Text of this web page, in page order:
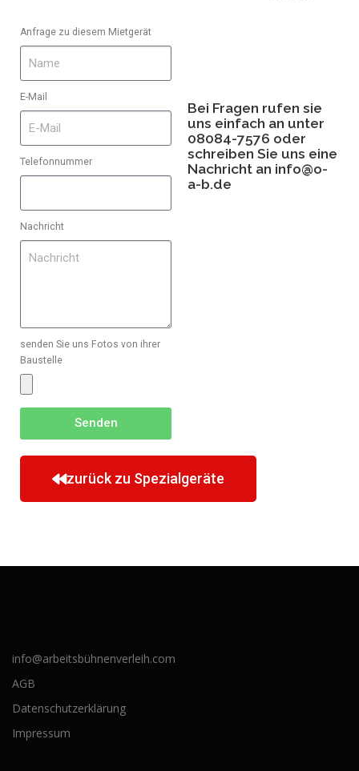
Anfrage zu diesem Mietgerät
E-Mail
Telefonnummer
Nachricht
senden Sie uns Fotos von ihrer
Baustelle
Senden
Bei Fragen rufen sie
uns einfach an unter
08084-7576 oder
schreiben Sie uns eine
Nachricht an info@o-
a-b.de
zurück zu Spezialgeräte
info@arbeitsbühnenverleih.com
AGB
Datenschutzerklärung
Impressum